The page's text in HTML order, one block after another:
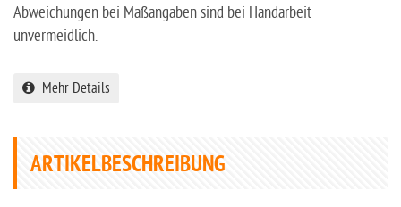
Abweichungen bei Maßangaben sind bei Handarbeit
unvermeidlich.
Mehr Details
ARTIKELBESCHREIBUNG